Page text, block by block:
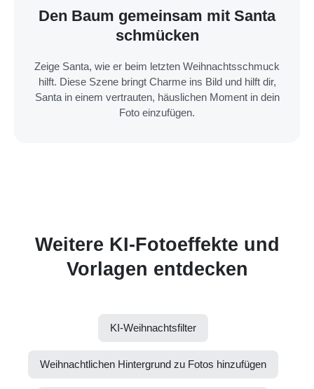
Den Baum gemeinsam mit Santa
schmücken
Zeige Santa, wie er beim letzten Weihnachtsschmuck
hilft. Diese Szene bringt Charme ins Bild und hilft dir,
Santa in einem vertrauten, häuslichen Moment in dein
Foto einzufügen.
Weitere KI-Fotoeffekte und
Vorlagen entdecken
KI-Weihnachtsfilter
Weihnachtlichen Hintergrund zu Fotos hinzufügen